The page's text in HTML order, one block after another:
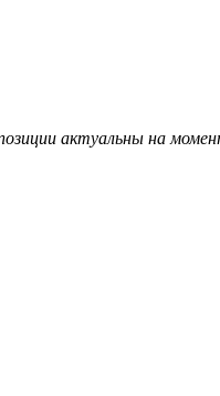
актуальны на